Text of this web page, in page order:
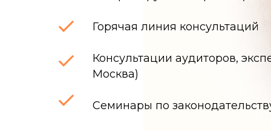
Горячая линия консультаций
Консультации аудиторов,
Москва)
Семинары по